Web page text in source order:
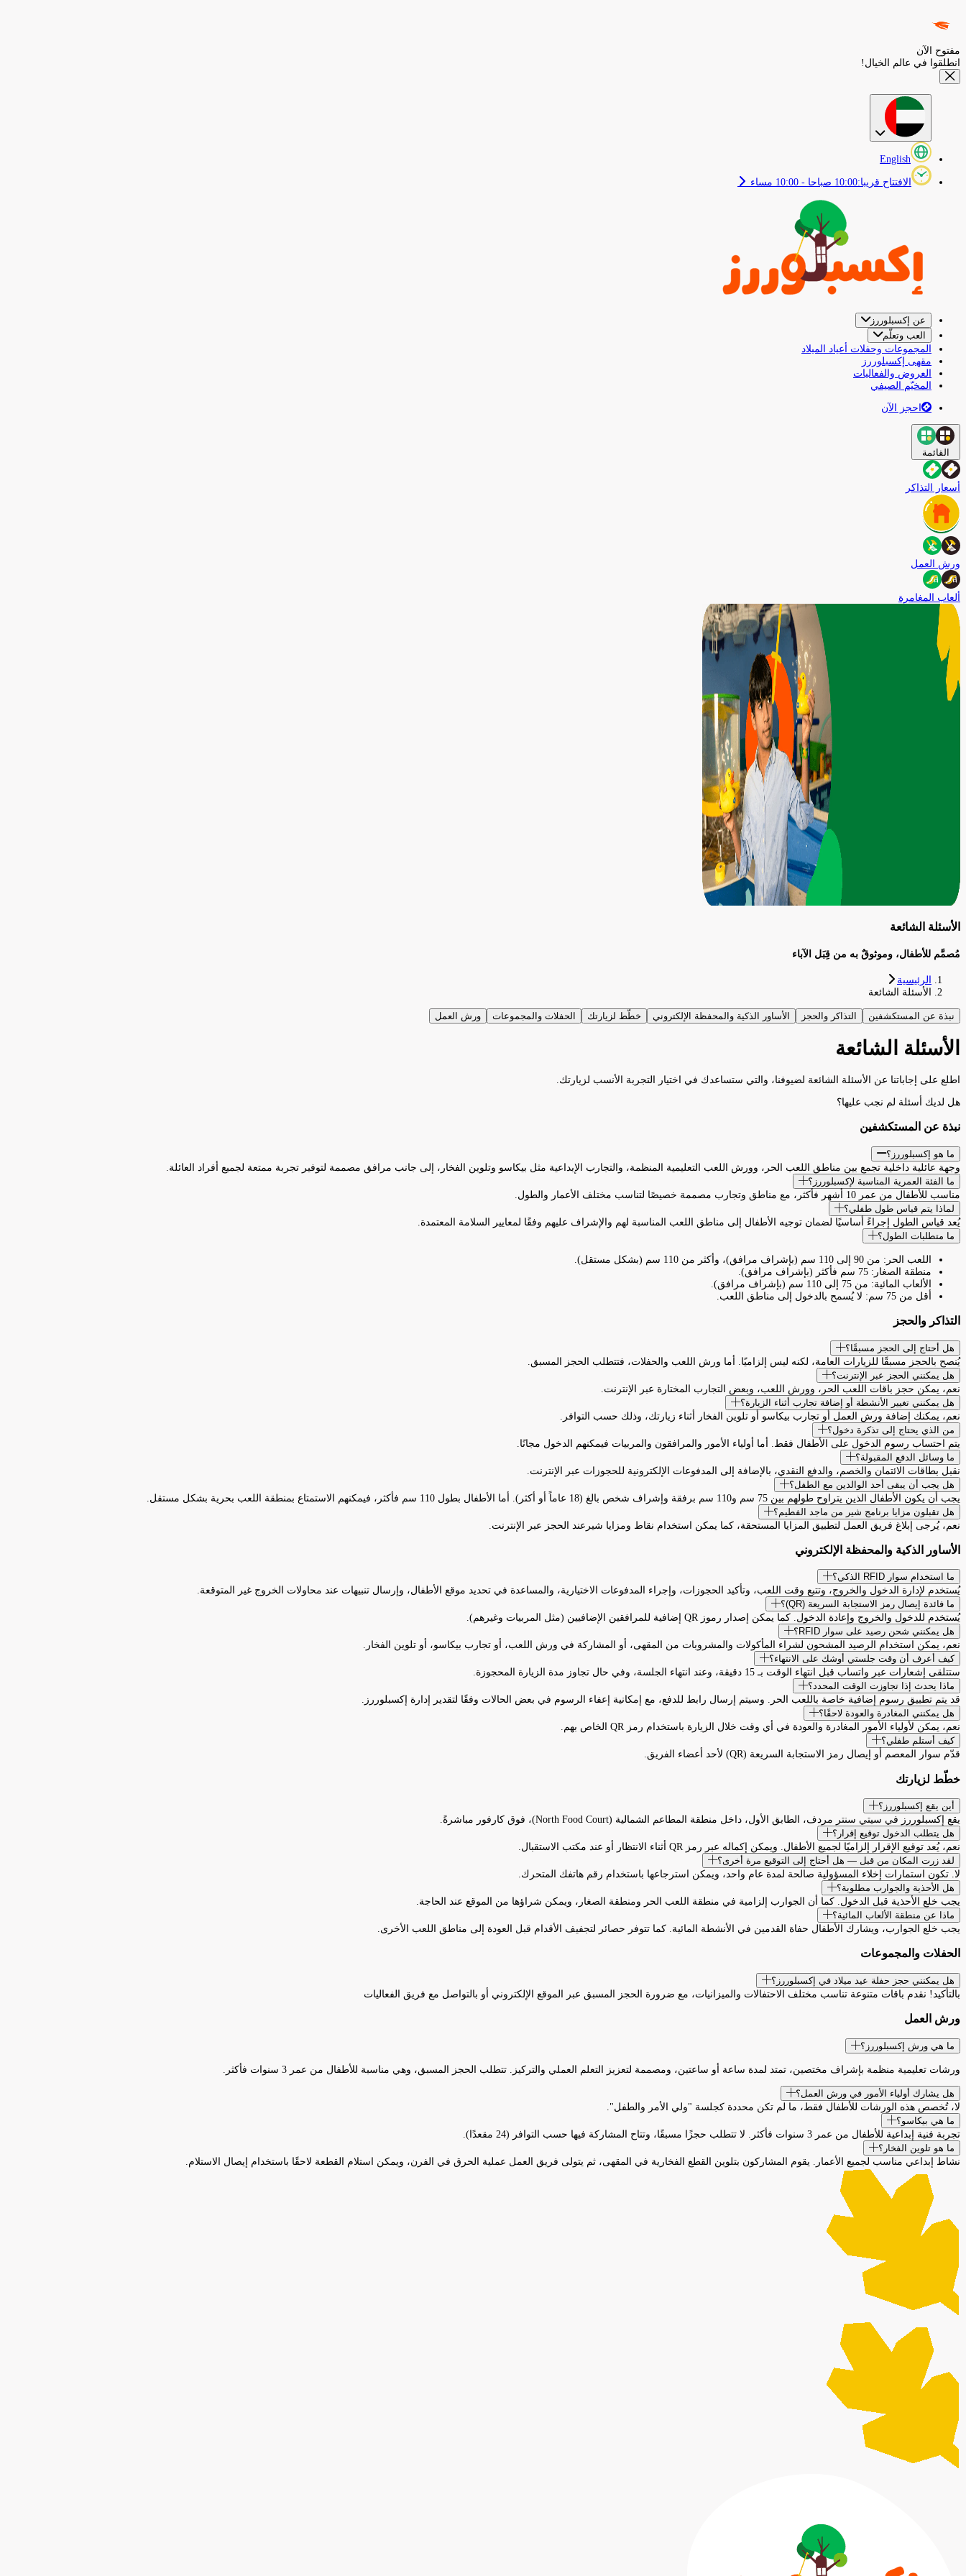
مفتوح الآن
انطلقوا في عالم الخيال!
English
الافتتاح قريبا:10:00 صباحا - 10:00 مساء
عن إكسبلوررز
العب وتعلّم
المجموعات وحفلات أعياد الميلاد
مقهى إكسبلوررز
العروض والفعاليات
المخيّم الصيفي
احجز الآن
القائمة
أسعار التذاكر
ورش العمل
ألعاب المغامرة
الأسئلة الشائعة
مُصمَّم للأطفال، وموثوقٌ به من قِبَل الآباء
الرئيسية
الأسئلة الشائعة
نبذة عن المستكشفين التذاكر والحجز الأساور الذكية والمحفظة الإلكتروني خطّط لزيارتك الحفلات والمجموعات ورش العمل
الأسئلة الشائعة
اطلع على إجاباتنا عن الأسئلة الشائعة لضيوفنا، والتي ستساعدك في اختيار التجربة الأنسب لزيارتك.
هل لديك أسئلة لم نجب عليها؟
نبذة عن المستكشفين
ما هو إكسبلوررز؟
وجهة عائلية داخلية تجمع بين مناطق اللعب الحر، وورش اللعب التعليمية المنظمة، والتجارب الإبداعية مثل بيكاسو وتلوين الفخار، إلى جانب مرافق مصممة لتوفير تجربة ممتعة لجميع أفراد العائلة.
ما الفئة العمرية المناسبة لإكسبلوررز؟
مناسب للأطفال من عمر 10 أشهر فأكثر، مع مناطق وتجارب مصممة خصيصًا لتناسب مختلف الأعمار والطول.
لماذا يتم قياس طول طفلي؟
يُعد قياس الطول إجراءً أساسيًا لضمان توجيه الأطفال إلى مناطق اللعب المناسبة لهم والإشراف عليهم وفقًا لمعايير السلامة المعتمدة.
ما متطلبات الطول؟
اللعب الحر: من 90 إلى 110 سم (بإشراف مرافق)، وأكثر من 110 سم (بشكل مستقل).
منطقة الصغار: 75 سم فأكثر (بإشراف مرافق).
الألعاب المائية: من 75 إلى 110 سم (بإشراف مرافق).
أقل من 75 سم: لا يُسمح بالدخول إلى مناطق اللعب.
التذاكر والحجز
هل أحتاج إلى الحجز مسبقًا؟
يُنصح بالحجز مسبقًا للزيارات العامة، لكنه ليس إلزاميًا. أما ورش اللعب والحفلات، فتتطلب الحجز المسبق.
هل يمكنني الحجز عبر الإنترنت؟
نعم، يمكن حجز باقات اللعب الحر، وورش اللعب، وبعض التجارب المختارة عبر الإنترنت.
هل يمكنني تغيير الأنشطة أو إضافة تجارب أثناء الزيارة؟
نعم، يمكنك إضافة ورش العمل أو تجارب بيكاسو أو تلوين الفخار أثناء زيارتك، وذلك حسب التوافر.
من الذي يحتاج إلى تذكرة دخول؟
يتم احتساب رسوم الدخول على الأطفال فقط. أما أولياء الأمور والمرافقون والمربيات فيمكنهم الدخول مجانًا.
ما وسائل الدفع المقبولة؟
نقبل بطاقات الائتمان والخصم، والدفع النقدي، بالإضافة إلى المدفوعات الإلكترونية للحجوزات عبر الإنترنت.
هل يجب أن يبقى أحد الوالدين مع الطفل؟
يجب أن يكون الأطفال الذين يتراوح طولهم بين 75 سم و110 سم برفقة وإشراف شخص بالغ (18 عاماً أو أكثر). أما الأطفال بطول 110 سم فأكثر، فيمكنهم الاستمتاع بمنطقة اللعب بحرية بشكل مستقل.
هل تقبلون مزايا برنامج شير من ماجد الفطيم؟
نعم، يُرجى إبلاغ فريق العمل لتطبيق المزايا المستحقة، كما يمكن استخدام نقاط ومزايا شيرعند الحجز عبر الإنترنت.
الأساور الذكية والمحفظة الإلكتروني
ما استخدام سوار RFID الذكي؟
يُستخدم لإدارة الدخول والخروج، وتتبع وقت اللعب، وتأكيد الحجوزات، وإجراء المدفوعات الاختيارية، والمساعدة في تحديد موقع الأطفال، وإرسال تنبيهات عند محاولات الخروج غير المتوقعة.
ما فائدة إيصال رمز الاستجابة السريعة (QR)؟
يُستخدم للدخول والخروج وإعادة الدخول. كما يمكن إصدار رموز QR إضافية للمرافقين الإضافيين (مثل المربيات وغيرهم).
هل يمكنني شحن رصيد على سوار RFID؟
نعم، يمكن استخدام الرصيد المشحون لشراء المأكولات والمشروبات من المقهى، أو المشاركة في ورش اللعب، أو تجارب بيكاسو، أو تلوين الفخار.
كيف أعرف أن وقت جلستي أوشك على الانتهاء؟
ستتلقى إشعارات عبر واتساب قبل انتهاء الوقت بـ 15 دقيقة، وعند انتهاء الجلسة، وفي حال تجاوز مدة الزيارة المحجوزة.
ماذا يحدث إذا تجاوزت الوقت المحدد؟
قد يتم تطبيق رسوم إضافية خاصة باللعب الحر. وسيتم إرسال رابط للدفع، مع إمكانية إعفاء الرسوم في بعض الحالات وفقًا لتقدير إدارة إكسبلوررز.
هل يمكنني المغادرة والعودة لاحقًا؟
نعم، يمكن لأولياء الأمور المغادرة والعودة في أي وقت خلال الزيارة باستخدام رمز QR الخاص بهم.
كيف أستلم طفلي؟
قدّم سوار المعصم أو إيصال رمز الاستجابة السريعة (QR) لأحد أعضاء الفريق.
خطّط لزيارتك
أين يقع إكسبلوررز؟
يقع إكسبلوررز في سيتي سنتر مردف، الطابق الأول، داخل منطقة المطاعم الشمالية (North Food Court)، فوق كارفور مباشرةً.
هل يتطلب الدخول توقيع إقرار؟
نعم، يُعد توقيع الإقرار إلزاميًا لجميع الأطفال. ويمكن إكماله عبر رمز QR أثناء الانتظار أو عند مكتب الاستقبال.
لقد زرت المكان من قبل — هل أحتاج إلى التوقيع مرة أخرى؟
لا. تكون استمارات إخلاء المسؤولية صالحة لمدة عام واحد، ويمكن استرجاعها باستخدام رقم هاتفك المتحرك.
هل الأحذية والجوارب مطلوبة؟
يجب خلع الأحذية قبل الدخول. كما أن الجوارب إلزامية في منطقة اللعب الحر ومنطقة الصغار، ويمكن شراؤها من الموقع عند الحاجة.
ماذا عن منطقة الألعاب المائية؟
يجب خلع الجوارب، ويشارك الأطفال حفاة القدمين في الأنشطة المائية. كما تتوفر حصائر لتجفيف الأقدام قبل العودة إلى مناطق اللعب الأخرى.
الحفلات والمجموعات
هل يمكنني حجز حفلة عيد ميلاد في إكسبلوررز؟
بالتأكيد! نقدم باقات متنوعة تناسب مختلف الاحتفالات والميزانيات، مع ضرورة الحجز المسبق عبر الموقع الإلكتروني أو بالتواصل مع فريق الفعاليات
ورش العمل
ما هي ورش إكسبلوررز؟
ورشات تعليمية منظمة بإشراف مختصين، تمتد لمدة ساعة أو ساعتين، ومصممة لتعزيز التعلم العملي والتركيز. تتطلب الحجز المسبق، وهي مناسبة للأطفال من عمر 3 سنوات فأكثر.
هل يشارك أولياء الأمور في ورش العمل؟
لا، تُخصص هذه الورشات للأطفال فقط، ما لم تكن محددة كجلسة "ولي الأمر والطفل".
ما هي بيكاسو؟
تجربة فنية إبداعية للأطفال من عمر 3 سنوات فأكثر. لا تتطلب حجزًا مسبقًا، وتتاح المشاركة فيها حسب التوافر (24 مقعدًا).
ما هو تلوين الفخار؟
نشاط إبداعي مناسب لجميع الأعمار. يقوم المشاركون بتلوين القطع الفخارية في المقهى، ثم يتولى فريق العمل عملية الحرق في الفرن، ويمكن استلام القطعة لاحقًا باستخدام إيصال الاستلام.